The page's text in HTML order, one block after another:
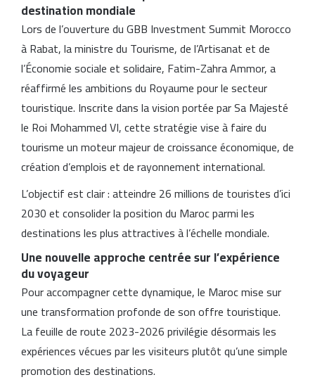
destination mondiale
Lors de l’ouverture du GBB Investment Summit Morocco
à Rabat, la ministre du Tourisme, de l’Artisanat et de
l’Économie sociale et solidaire, Fatim-Zahra Ammor, a
réaffirmé les ambitions du Royaume pour le secteur
touristique. Inscrite dans la vision portée par Sa Majesté
le Roi Mohammed VI, cette stratégie vise à faire du
tourisme un moteur majeur de croissance économique, de
création d’emplois et de rayonnement international.
L’objectif est clair : atteindre 26 millions de touristes d’ici
2030 et consolider la position du Maroc parmi les
destinations les plus attractives à l’échelle mondiale.
Une nouvelle approche centrée sur l’expérience
du voyageur
Pour accompagner cette dynamique, le Maroc mise sur
une transformation profonde de son offre touristique.
La feuille de route 2023-2026 privilégie désormais les
expériences vécues par les visiteurs plutôt qu’une simple
promotion des destinations.